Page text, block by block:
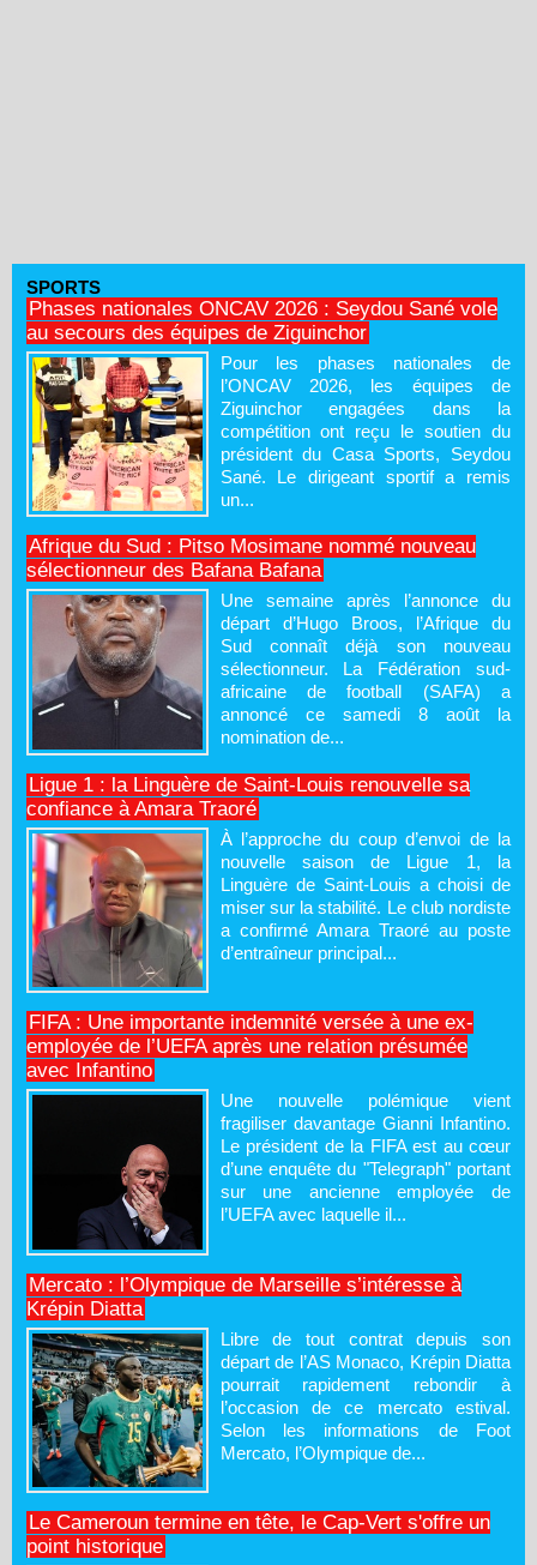
SPORTS
Phases nationales ONCAV 2026 : Seydou Sané vole
au secours des équipes de Ziguinchor
Pour les phases nationales de
l’ONCAV 2026, les équipes de
Ziguinchor engagées dans la
compétition ont reçu le soutien du
président du Casa Sports, Seydou
Sané. Le dirigeant sportif a remis
un...
Afrique du Sud : Pitso Mosimane nommé nouveau
sélectionneur des Bafana Bafana
Une semaine après l’annonce du
départ d’Hugo Broos, l’Afrique du
Sud connaît déjà son nouveau
sélectionneur. La Fédération sud-
africaine de football (SAFA) a
annoncé ce samedi 8 août la
nomination de...
Ligue 1 : la Linguère de Saint-Louis renouvelle sa
confiance à Amara Traoré
À l’approche du coup d’envoi de la
nouvelle saison de Ligue 1, la
Linguère de Saint-Louis a choisi de
miser sur la stabilité. Le club nordiste
a confirmé Amara Traoré au poste
d’entraîneur principal...
FIFA : Une importante indemnité versée à une ex-
employée de l’UEFA après une relation présumée
avec Infantino
Une nouvelle polémique vient
fragiliser davantage Gianni Infantino.
Le président de la FIFA est au cœur
d’une enquête du "Telegraph" portant
sur une ancienne employée de
l’UEFA avec laquelle il...
Mercato : l’Olympique de Marseille s’intéresse à
Krépin Diatta
Libre de tout contrat depuis son
départ de l’AS Monaco, Krépin Diatta
pourrait rapidement rebondir à
l’occasion de ce mercato estival.
Selon les informations de Foot
Mercato, l’Olympique de...
Le Cameroun termine en tête, le Cap-Vert s'offre un
point historique